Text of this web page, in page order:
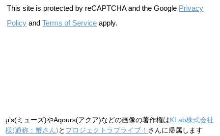
This site is protected by reCAPTCHA and the Google Privacy
Policy andTerms of Service apply.
μ's(ミューズ)やAqours(アクア)などの画像の著作権はKLab株式会社
様(通称：蟹さん)と プロジェクトラブライブ！ さんに帰属します